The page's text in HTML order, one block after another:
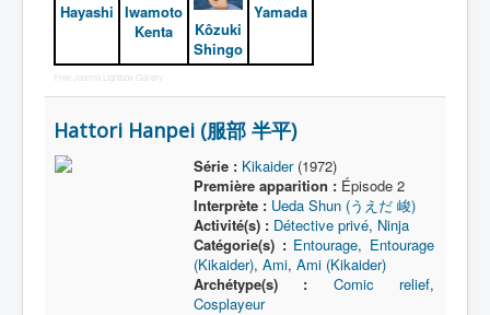
Hayashi Iwamoto
Kenta
Kôzuki
Shingo
Yamada
Free Joomla Lightbox Gallery
Hattori Hanpei (服部 半平)
Série : Kikaider(1972)
Première apparition :Épisode 2
Interprète : Ueda Shun (うえだ 峻)
Activité(s) : Détective privé, Ninja
Catégorie(s) : Entourage, Entourage
(Kikaider), Ami, Ami (Kikaider)
Archétype(s) :
Comic relief,
Cosplayeur